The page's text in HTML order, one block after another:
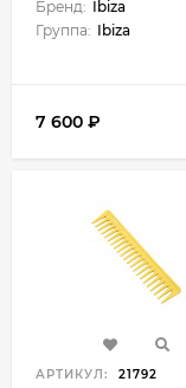
Бренд: Ibiza
Группа: Ibiza
7 600 ₽
АРТИКУЛ: 21792